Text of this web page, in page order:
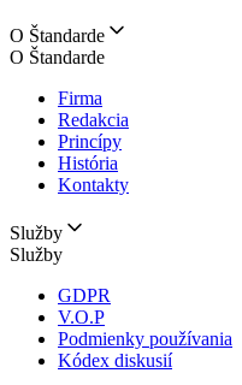
O Štandarde
O Štandarde
Firma
Redakcia
Princípy
História
Kontakty
Služby
Služby
GDPR
V.O.P
Podmienky používania
Kódex diskusií